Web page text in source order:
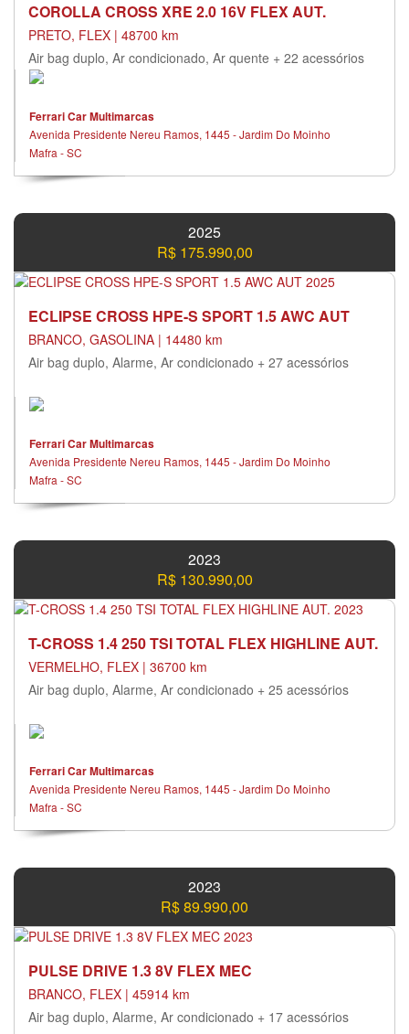
COROLLA CROSS XRE 2.0 16V FLEX AUT.
PRETO, FLEX | 48700 km
Air bag duplo, Ar condicionado, Ar quente + 22 acessórios
Ferrari Car Multimarcas
Avenida Presidente Nereu Ramos, 1445 - Jardim Do Moinho
Mafra - SC
2025
R$ 175.990,00
ECLIPSE CROSS HPE-S SPORT 1.5 AWC AUT
BRANCO, GASOLINA | 14480 km
Air bag duplo, Alarme, Ar condicionado + 27 acessórios
Ferrari Car Multimarcas
Avenida Presidente Nereu Ramos, 1445 - Jardim Do Moinho
Mafra - SC
2023
R$ 130.990,00
T-CROSS 1.4 250 TSI TOTAL FLEX HIGHLINE AUT.
VERMELHO, FLEX | 36700 km
Air bag duplo, Alarme, Ar condicionado + 25 acessórios
Ferrari Car Multimarcas
Avenida Presidente Nereu Ramos, 1445 - Jardim Do Moinho
Mafra - SC
2023
R$ 89.990,00
PULSE DRIVE 1.3 8V FLEX MEC
BRANCO, FLEX | 45914 km
Air bag duplo, Alarme, Ar condicionado + 17 acessórios